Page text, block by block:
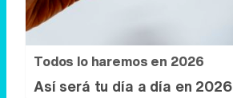
Todos lo haremos en 2026
Así será tu día a día en 2026